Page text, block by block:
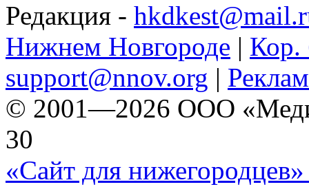
Редакция -
Нижнем Новгороде | Кор.
support@nnov.org |
© 2001—2026 ООО
30
«Сайт для нижегородцев»